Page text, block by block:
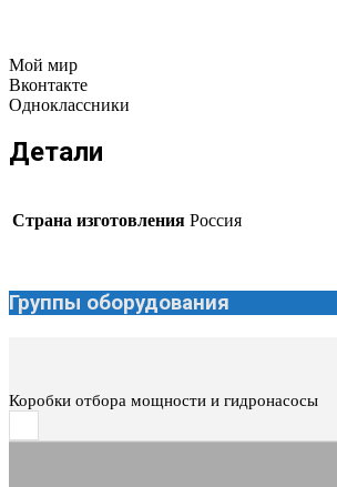
Мой мир
Вконтакте
Одноклассники
Детали
Страна изготовления Россия
Группы оборудования
Коробки отбора мощности и гидронасосы